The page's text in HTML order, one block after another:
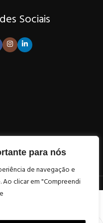
para nós
de navegação e
clicar em "Compreendi
Sociais
Atelier Alves